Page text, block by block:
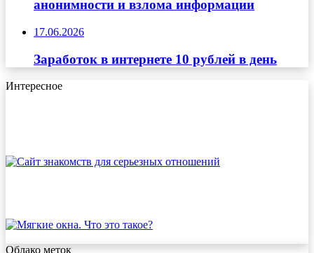
анонимности и взлома информации
17.06.2026
Заработок в интернете 10 рублей в день
Интересное
Облако меток